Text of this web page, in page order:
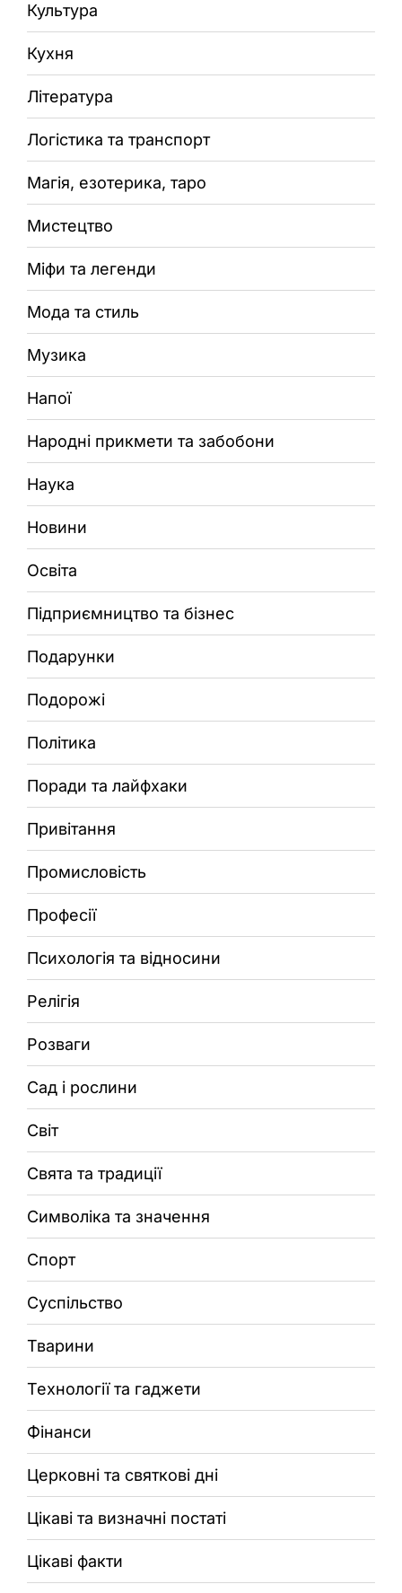
Культура
Кухня
Література
Логістика та транспорт
Магія, езотерика, таро
Мистецтво
Міфи та легенди
Мода та стиль
Музика
Напої
Народні прикмети та забобони
Наука
Новини
Освіта
Підприємництво та бізнес
Подарунки
Подорожі
Політика
Поради та лайфхаки
Привітання
Промисловість
Професії
Психологія та відносини
Релігія
Розваги
Сад і рослини
Світ
Свята та традиції
Символіка та значення
Спорт
Суспільство
Тварини
Технології та гаджети
Фінанси
Церковні та святкові дні
Цікаві та визначні постаті
Цікаві факти